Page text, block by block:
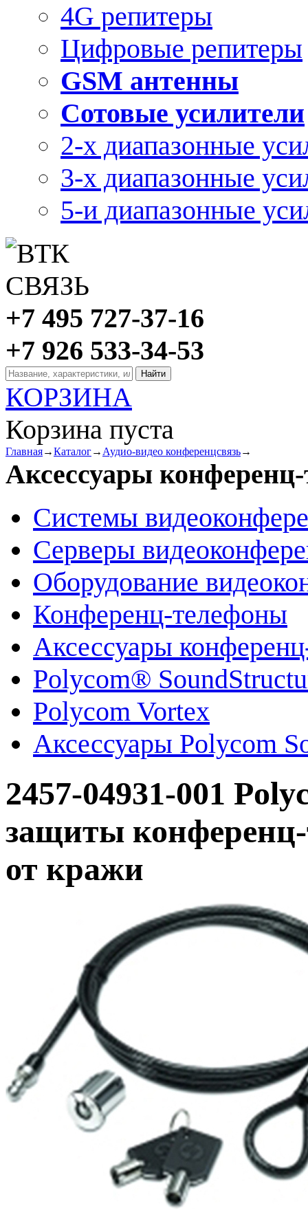
4G репитеры
Цифровые репитеры
GSM антенны
Сотовые усилители
2-х диапазонные
3-х диапазонные
5-и диапазонные
+7 495 727-37-16
+7 926 533-34-53
КОРЗИНА
Корзина пуста
Главная→Каталог→ Аудио-видео конференцсвязь→
Аксессуары
Системы
Серверы
Оборудование
Конференц-телефоны
Аксессуары
Polycom®
Polycom Vortex
Аксессуары Polycom
2457-04931-001
защиты
от кражи